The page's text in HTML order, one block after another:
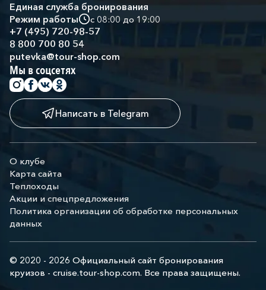
Единая служба бронирования
Режим работы
с 08:00 до 19:00
+7 (495) 720-98-57
8 800 700 80 54
putevka@tour-shop.com
Мы в соцсетях
Написать в Telegram
О клубе
Карта сайта
Теплоходы
Акции и спецпредложения
Политика организации об обработке персональных
данных
© 2020 - 2026 Официальный сайт бронирования
круизов - cruise.tour-shop.com. Все права защищены.